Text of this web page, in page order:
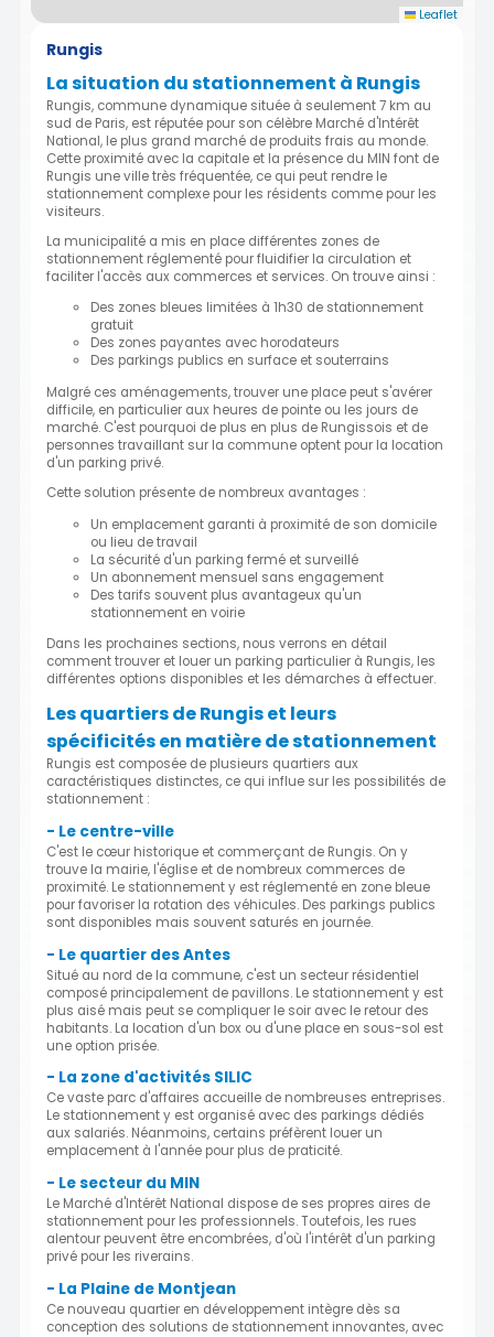
Leaflet
Rungis
La situation du stationnement à Rungis
Rungis, commune dynamique située à seulement 7 km au
sud de Paris, est réputée pour son célèbre Marché d'Intérêt
National, le plus grand marché de produits frais au monde.
Cette proximité avec la capitale et la présence du MIN font de
Rungis une ville très fréquentée, ce qui peut rendre le
stationnement complexe pour les résidents comme pour les
visiteurs.
La municipalité a mis en place différentes zones de
stationnement réglementé pour fluidifier la circulation et
faciliter l'accès aux commerces et services. On trouve ainsi :
Des zones bleues limitées à 1h30 de stationnement
gratuit
Des zones payantes avec horodateurs
Des parkings publics en surface et souterrains
Malgré ces aménagements, trouver une place peut s'avérer
difficile, en particulier aux heures de pointe ou les jours de
marché. C'est pourquoi de plus en plus de Rungissois et de
personnes travaillant sur la commune optent pour la location
d'un parking privé.
Cette solution présente de nombreux avantages :
Un emplacement garanti à proximité de son domicile
ou lieu de travail
La sécurité d'un parking fermé et surveillé
Un abonnement mensuel sans engagement
Des tarifs souvent plus avantageux qu'un
stationnement en voirie
Dans les prochaines sections, nous verrons en détail
comment trouver et louer un parking particulier à Rungis, les
différentes options disponibles et les démarches à effectuer.
Les quartiers de Rungis et leurs
spécificités en matière de stationnement
Rungis est composée de plusieurs quartiers aux
caractéristiques distinctes, ce qui influe sur les possibilités de
stationnement :
- Le centre-ville
C'est le cœur historique et commerçant de Rungis. On y
trouve la mairie, l'église et de nombreux commerces de
proximité. Le stationnement y est réglementé en zone bleue
pour favoriser la rotation des véhicules. Des parkings publics
sont disponibles mais souvent saturés en journée.
- Le quartier des Antes
Situé au nord de la commune, c'est un secteur résidentiel
composé principalement de pavillons. Le stationnement y est
plus aisé mais peut se compliquer le soir avec le retour des
habitants. La location d'un box ou d'une place en sous-sol est
une option prisée.
- La zone d'activités SILIC
Ce vaste parc d'affaires accueille de nombreuses entreprises.
Le stationnement y est organisé avec des parkings dédiés
aux salariés. Néanmoins, certains préfèrent louer un
emplacement à l'année pour plus de praticité.
- Le secteur du MIN
Le Marché d'Intérêt National dispose de ses propres aires de
stationnement pour les professionnels. Toutefois, les rues
alentour peuvent être encombrées, d'où l'intérêt d'un parking
privé pour les riverains.
- La Plaine de Montjean
Ce nouveau quartier en développement intègre dès sa
conception des solutions de stationnement innovantes, avec